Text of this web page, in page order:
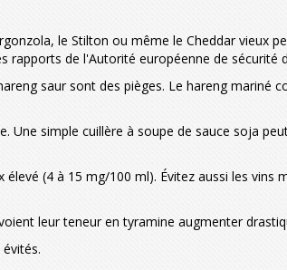
le Stilton ou même le Cheddar vieux
de l'Autorité européenne de sécurité
saur sont des pièges. Le hareng mariné
Une simple cuillère à soupe de sauce soja
(4 à 15 mg/100 ml). Évitez aussi les vins
leur teneur en tyramine augmenter